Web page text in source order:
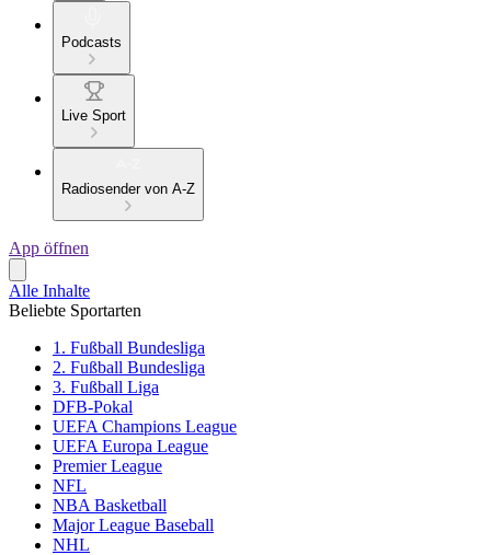
Podcasts
Live Sport
Radiosender von A-Z
App öffnen
Alle Inhalte
Beliebte Sportarten
1. Fußball Bundesliga
2. Fußball Bundesliga
3. Fußball Liga
DFB-Pokal
UEFA Champions League
UEFA Europa League
Premier League
NFL
NBA Basketball
Major League Baseball
NHL